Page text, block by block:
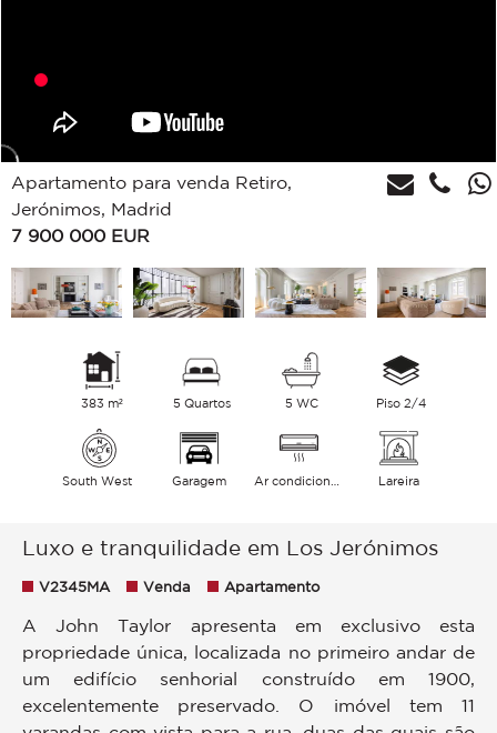
Apartamento para venda Retiro,
Jerónimos, Madrid
7 900 000 EUR
383 m² 5 Quartos 5 WC Piso 2/4
South West Garagem Lareira
Luxo e tranquilidade em Los Jerónimos
V2345MA Venda Apartamento
A John Taylor apresenta em exclusivo esta
propriedade única, localizada no primeiro andar de
um edifício senhorial construído em 1900,
excelentemente preservado. O imóvel tem 11